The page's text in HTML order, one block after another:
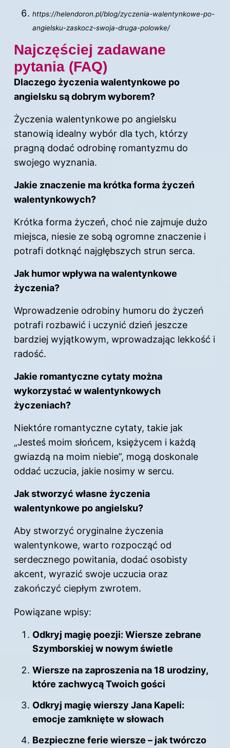
https://helendoron.pl/blog/zyczenia-walentynkowe-po-
angielsku-zaskocz-swoja-druga-polowke/
Najczęściej zadawane
pytania (FAQ)
Dlaczego życzenia walentynkowe po
angielsku są dobrym wyborem?
Życzenia walentynkowe po angielsku
stanowią idealny wybór dla tych, którzy
pragną dodać odrobinę romantyzmu do
swojego wyznania.
Jakie znaczenie ma krótka forma życzeń
walentynkowych?
Krótka forma życzeń, choć nie zajmuje dużo
miejsca, niesie ze sobą ogromne znaczenie i
potrafi dotknąć najgłębszych strun serca.
Jak humor wpływa na walentynkowe
życzenia?
Wprowadzenie odrobiny humoru do życzeń
potrafi rozbawić i uczynić dzień jeszcze
bardziej wyjątkowym, wprowadzając lekkość i
radość.
Jakie romantyczne cytaty można
wykorzystać w walentynkowych
życzeniach?
Niektóre romantyczne cytaty, takie jak
„Jesteś moim słońcem, księżycem i każdą
gwiazdą na moim niebie”, mogą doskonale
oddać uczucia, jakie nosimy w sercu.
Jak stworzyć własne życzenia
walentynkowe po angielsku?
Aby stworzyć oryginalne życzenia
walentynkowe, warto rozpocząć od
serdecznego powitania, dodać osobisty
akcent, wyrazić swoje uczucia oraz
zakończyć ciepłym zwrotem.
Powiązane wpisy:
Odkryj magię poezji: Wiersze zebrane
Szymborskiej w nowym świetle
Wiersze na zaproszenia na 18 urodziny,
które zachwycą Twoich gości
Odkryj magię wierszy Jana Kapeli:
emocje zamknięte w słowach
Bezpieczne ferie wiersze – jak twórczo